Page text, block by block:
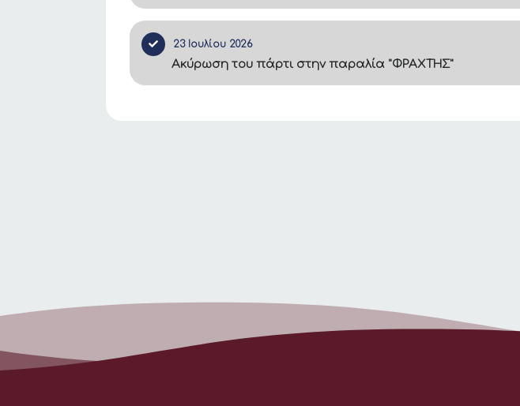
23 Ιουλίου 2026
Ακύρωση του πάρτι στην παραλία "ΦΡΑΧΤΗΣ"